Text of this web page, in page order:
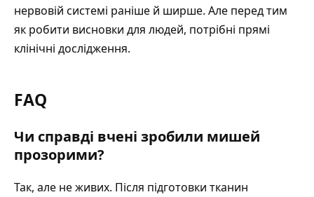
нервовій системі раніше й ширше. Але перед тим
як робити висновки для людей, потрібні прямі
клінічні дослідження.
FAQ
Чи справді вчені зробили мишей
прозорими?
Так, але не живих. Після підготовки тканин